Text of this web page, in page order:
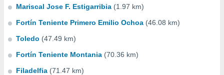
Mariscal Jose F. Estigarribia (1.97 km)
Fortín Teniente Primero Emilio Ochoa (46.08 km)
Toledo (47.49 km)
Fortín Teniente Montania (70.36 km)
Filadelfia (71.47 km)